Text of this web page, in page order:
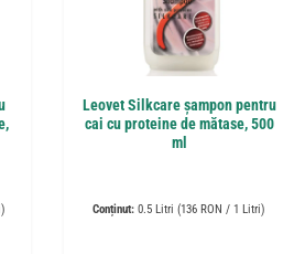
Leovet Silkcare șampon pentru
cai cu proteine de mătase, 500
ml
Conținut: 0.5 Litri (136 RON / 1 Litri)